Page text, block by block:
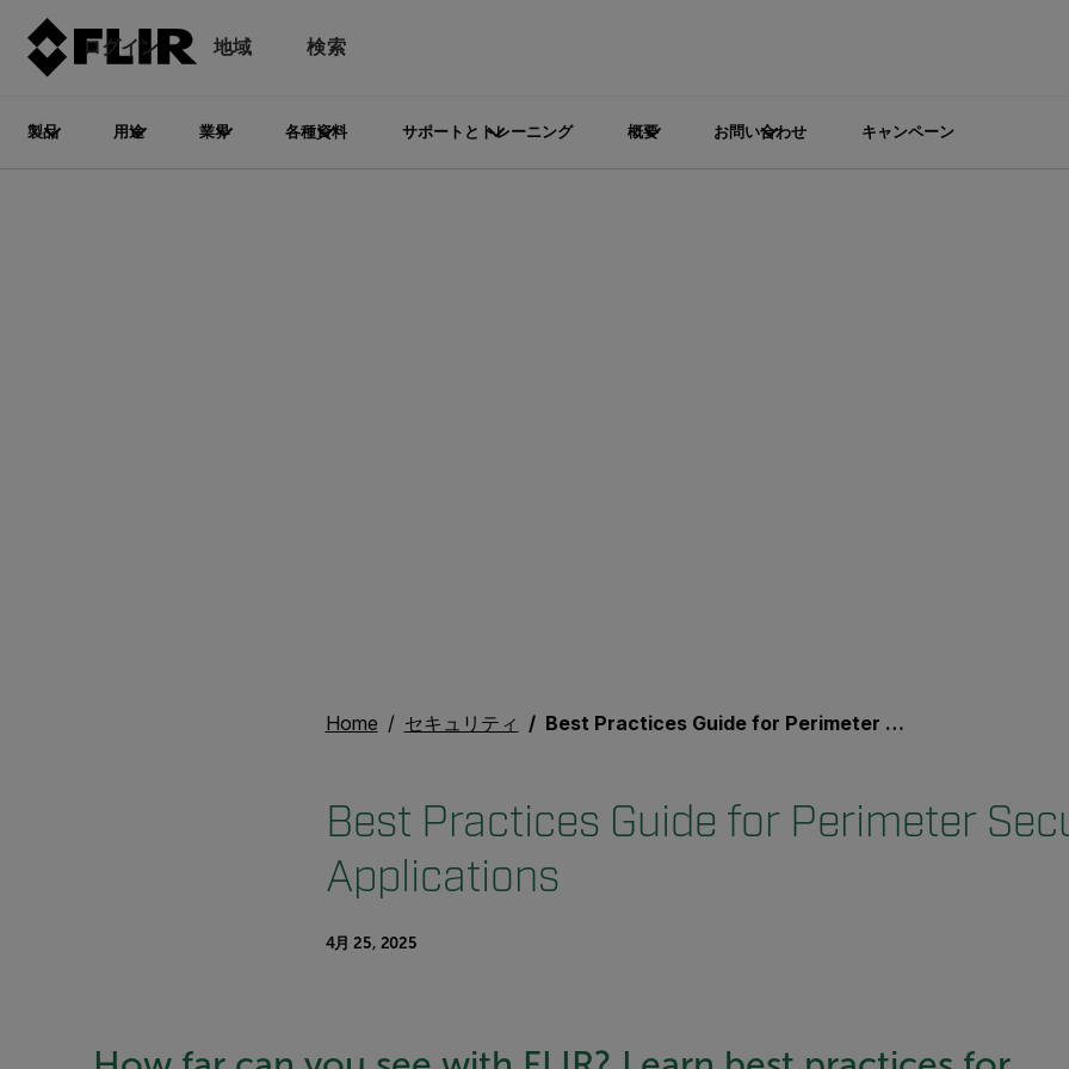
ログイン 地域 検索
製品 用途 業界 各種資料 サポートとトレーニング 概要 お問い合わせ キャンペーン
Home セキュリティ Best Practices Guide for Perimeter Security Applications
Best Practices Guide for Perimeter
Applications
4月 25, 2025